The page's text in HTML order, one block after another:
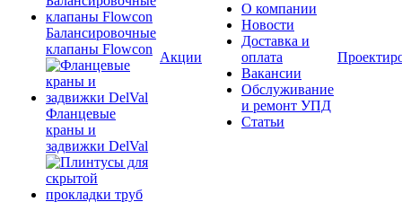
Балансировочные
клапаны Flowcon
Фланцевые
краны и
задвижки DelVal
Акции
О компании
Новости
Доставка и
оплата
Вакансии
Обслуживание
и ремонт УПД
Статьи